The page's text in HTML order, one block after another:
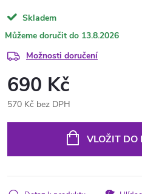
Skladem
13.8.2026
Možnosti doručení
690 Kč
570 Kč bez DPH
VLOŽIT DO